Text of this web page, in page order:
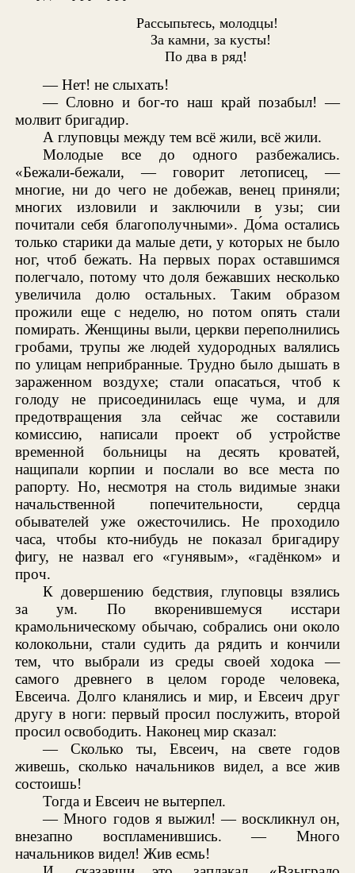
Рассыпьтесь, молодцы!
За камни, за кусты!
По два в ряд!
— Нет! не слыхать!
— Словно и бог-то наш край позабыл! —
молвит бригадир.
А глуповцы между тем всё жили, всё жили.
Молодые все до одного разбежались.
«Бежали-бежали, — говорит летописец, —
многие, ни до чего не добежав, венец приняли;
многих изловили и заключили в узы; сии
почитали себя благополучными». До́ма остались
только старики да малые дети, у которых не было
ног, чтоб бежать. На первых порах оставшимся
полегчало, потому что доля бежавших несколько
увеличила долю остальных. Таким образом
прожили еще с неделю, но потом опять стали
помирать. Женщины выли, церкви переполнились
гробами, трупы же людей худородных валялись
по улицам неприбранные. Трудно было дышать в
зараженном воздухе; стали опасаться, чтоб к
голоду не присоединилась еще чума, и для
предотвращения зла сейчас же составили
комиссию, написали проект об устройстве
временной больницы на десять кроватей,
нащипали корпии и послали во все места по
рапорту. Но, несмотря на столь видимые знаки
начальственной попечительности, сердца
обывателей уже ожесточились. Не проходило
часа, чтобы кто-нибудь не показал бригадиру
фигу, не назвал его «гунявым», «гадёнком» и
проч.
К довершению бедствия, глуповцы взялись
за ум. По вкоренившемуся исстари
крамольническому обычаю, собрались они около
колокольни, стали судить да рядить и кончили
тем, что выбрали из среды своей ходока —
самого древнего в целом городе человека,
Евсеича. Долго кланялись и мир, и Евсеич друг
другу в ноги: первый просил послужить, второй
просил освободить. Наконец мир сказал:
— Сколько ты, Евсеич, на свете годов
живешь, сколько начальников видел, а все жив
состоишь!
Тогда и Евсеич не вытерпел.
— Много годов я выжил! — воскликнул он,
внезапно воспламенившись. — Много
начальников видел! Жив есмь!